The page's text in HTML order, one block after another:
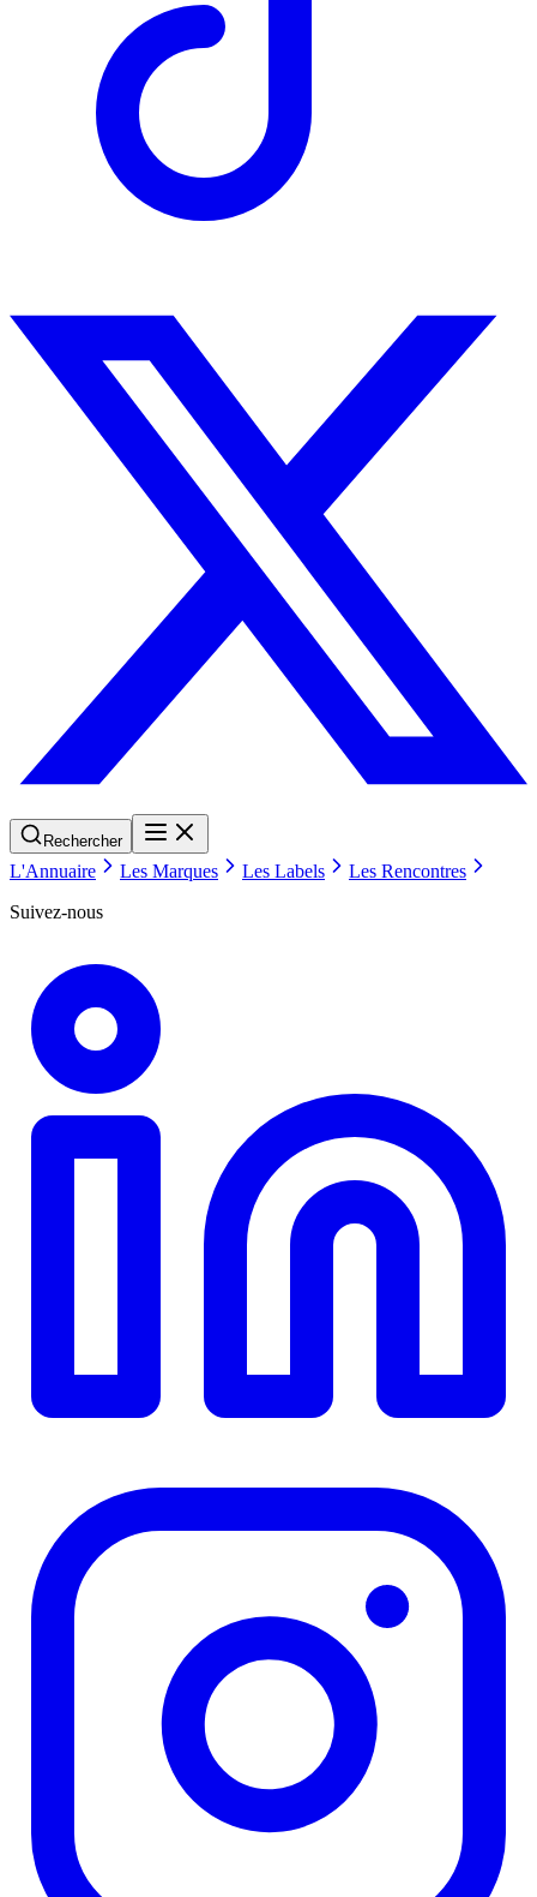
Rechercher
L'Annuaire Les Marques Les Labels
Les Rencontres
Suivez-nous